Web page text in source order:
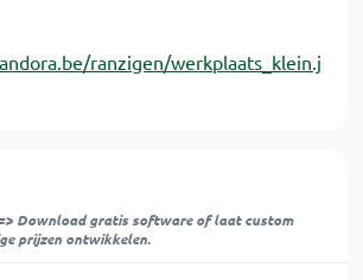
Download gratis software of laat custom
prijzen ontwikkelen.